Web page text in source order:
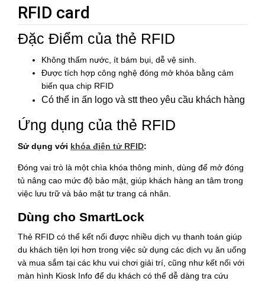
RFID card
Đặc Điểm của thẻ RFID
Không thấm nước, ít bám bụi, dễ vệ sinh.
Được tích hợp công nghệ đóng mở khóa bằng cảm
biến qua chip RFID
Có thể in ấn logo và stt theo yêu cầu khách hàng
Ứng dụng của thẻ RFID
Sử dụng với khóa điện tử RFID:
Đóng vai trò là một chìa khóa thông minh, dùng để mở đóng
tủ nâng cao mức độ bảo mật, giúp khách hàng an tâm trong
việc lưu trữ và bảo mật tư trang cá nhân.
Dùng cho SmartLock
Thẻ RFID có thể kết nối được nhiều dịch vụ thanh toán giúp
du khách tiện lợi hơn trong việc sử dụng các dịch vụ ăn uống
và mua sắm tại các khu vui chơi giải trí, cũng như kết nối với
màn hình Kiosk Info để du khách có thể dễ dàng tra cứu